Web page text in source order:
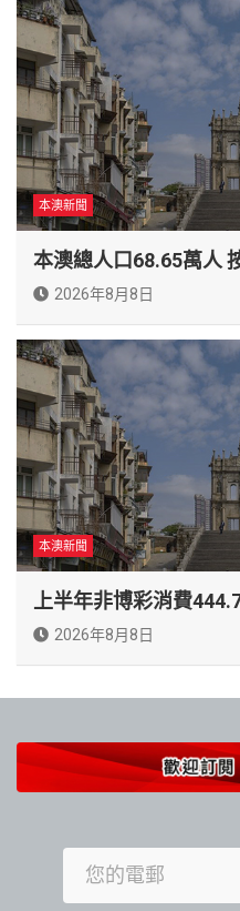
本澳新聞
本澳總人口68.65萬人
2026年8月8日
本澳新聞
上半年非博彩消費
2026年8月8日